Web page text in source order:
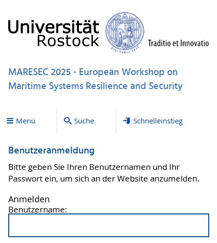
MARESEC 2025 - European Workshop on
Maritime Systems Resilience and Security
Menü Suche Schnelleinstieg
Benutzeranmeldung
Bitte geben Sie Ihren Benutzernamen und Ihr
Passwort ein, um sich an der Website anzumelden.
Anmelden
Benutzername: